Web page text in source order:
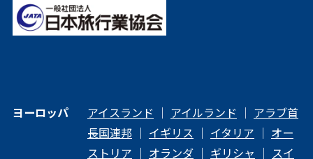
ヨーロッパ アイスランド ｜ アイルランド ｜ アラブ首
長国連邦｜ イギリス ｜ イタリア ｜ オー
ストリア ｜ オランダ｜ ギリシャ ｜ スイ